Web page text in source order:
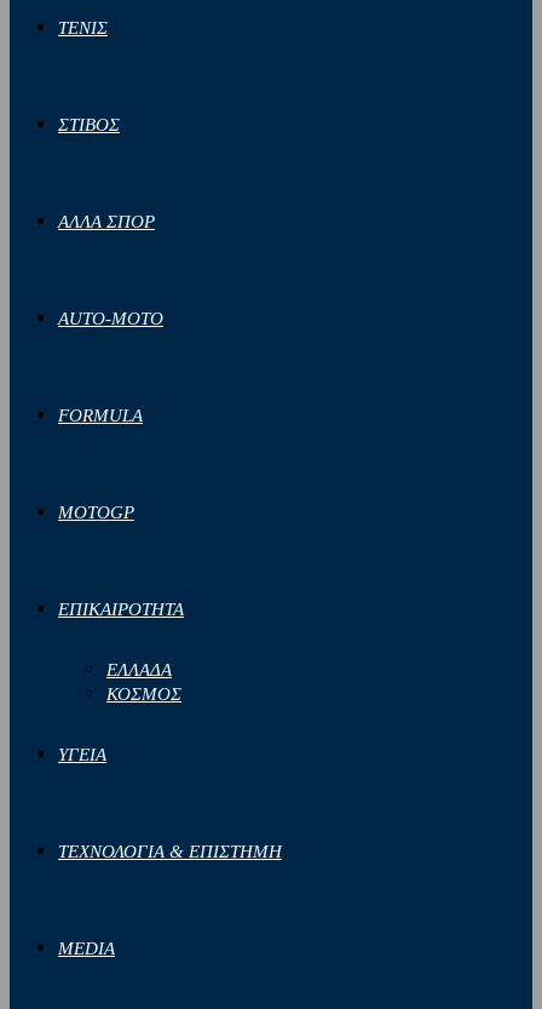
ΤΕΝΙΣ
ΣΤΙΒΟΣ
ΑΛΛΑ ΣΠΟΡ
AUTO-MOTO
FORMULA
MOTOGP
ΕΠΙΚΑΙΡΟΤΗΤΑ
ΕΛΛΑΔΑ
ΚΟΣΜΟΣ
ΥΓΕΙΑ
ΤΕΧΝΟΛΟΓΙΑ & ΕΠΙΣΤΗΜΗ
MEDIA